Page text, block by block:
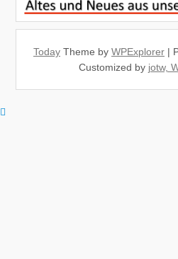
Today Theme by WPExplorer |
Customized by jotw,